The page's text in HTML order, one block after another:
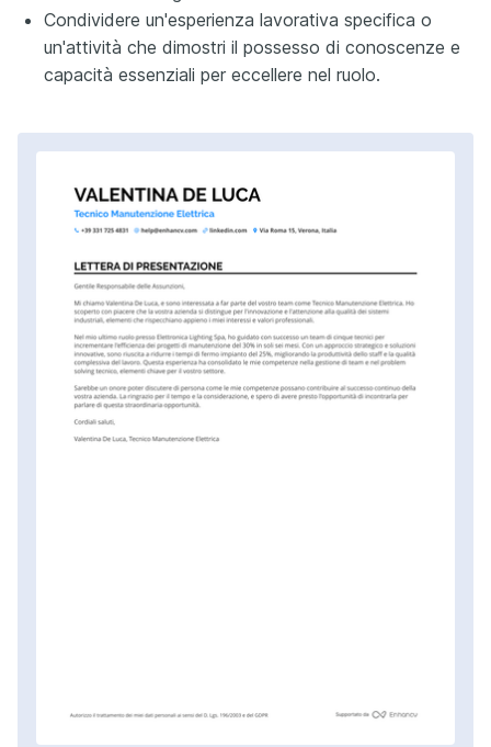
Condividere un'esperienza lavorativa specifica o
un'attività che dimostri il possesso di conoscenze e
capacità essenziali per eccellere nel ruolo.